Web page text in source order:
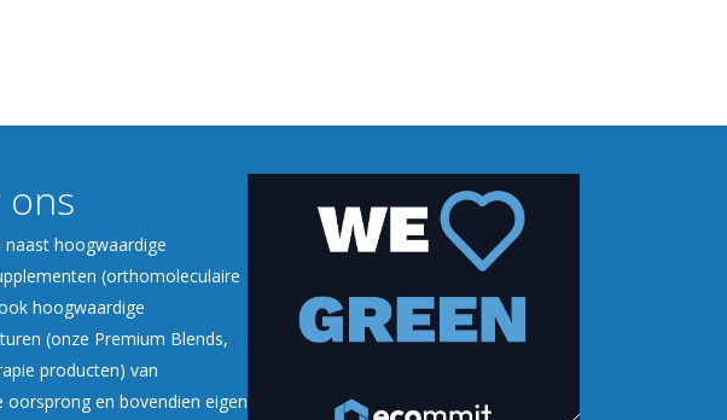
ons
naast hoogwaardige
(orthomoleculaire
hoogwaardige
(onze Premium Blends,
producten) van
oorsprong en bovendien eigen